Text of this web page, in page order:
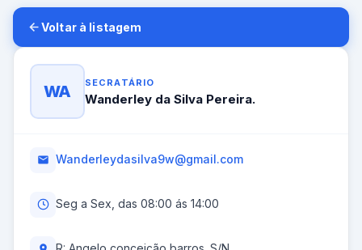
Voltar à listagem
WA SECRATÁRIO
Wanderley da Silva Pereira.
Wanderleydasilva9w@gmail.com
Seg a Sex, das 08:00 ás 14:00